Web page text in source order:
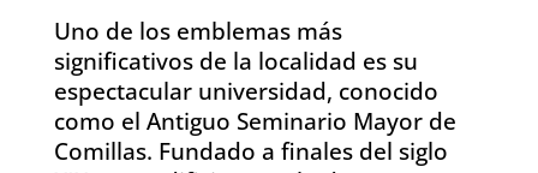
Uno de los emblemas más
significativos de la localidad es su
espectacular universidad, conocido
como el Antiguo Seminario Mayor de
Comillas. Fundado a finales del siglo